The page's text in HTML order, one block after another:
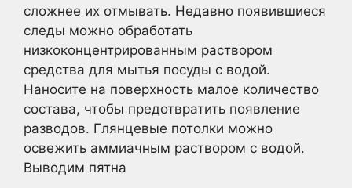
сложнее их отмывать. Недавно появившиеся
следы можно обработать
низкоконцентрированным раствором
средства для мытья посуды с водой.
Наносите на поверхность малое количество
состава, чтобы предотвратить появление
разводов. Глянцевые потолки можно
освежить аммиачным раствором с водой.
Выводим пятна